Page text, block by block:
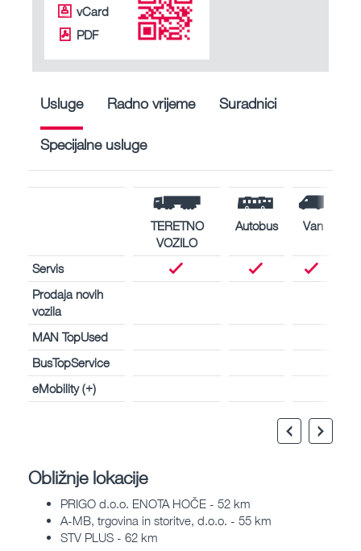
vCard
PDF
Usluge Radno vrijeme Suradnici
Specijalne usluge
TERETNO
VOZILO
Autobus Van
Servis
Prodaja novih
vozila
MAN TopUsed
BusTopService
eMobility (+)
Obližnje lokacije
PRIGO d.o.o. ENOTA HOČE - 52 km
A-MB, trgovina in storitve, d.o.o. - 55 km
STV PLUS - 62 km